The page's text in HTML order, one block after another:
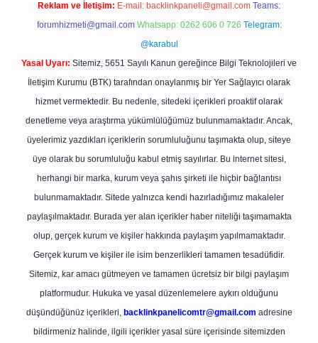
Reklam ve İletişim: E-mail: backlinkpaneli@gmail.com Teams:
forumhizmeti@gmail.com Whatsapp: 0262 606 0 726 Telegram:
@karabul
Yasal Uyarı: Sitemiz, 5651 Sayılı Kanun gereğince Bilgi Teknolojileri ve
İletişim Kurumu (BTK) tarafından onaylanmış bir Yer Sağlayıcı olarak
hizmet vermektedir. Bu nedenle, sitedeki içerikleri proaktif olarak
denetleme veya araştırma yükümlülüğümüz bulunmamaktadır. Ancak,
üyelerimiz yazdıkları içeriklerin sorumluluğunu taşımakta olup, siteye
üye olarak bu sorumluluğu kabul etmiş sayılırlar. Bu internet sitesi,
herhangi bir marka, kurum veya şahıs şirketi ile hiçbir bağlantısı
bulunmamaktadır. Sitede yalnızca kendi hazırladığımız makaleler
paylaşılmaktadır. Burada yer alan içerikler haber niteliği taşımamakta
olup, gerçek kurum ve kişiler hakkında paylaşım yapılmamaktadır.
Gerçek kurum ve kişiler ile isim benzerlikleri tamamen tesadüfidir.
Sitemiz, kar amacı gütmeyen ve tamamen ücretsiz bir bilgi paylaşım
platformudur. Hukuka ve yasal düzenlemelere aykırı olduğunu
düşündüğünüz içerikleri, backlinkpanelicomtr@gmail.com adresine
bildirmeniz halinde, ilgili içerikler yasal süre içerisinde sitemizden